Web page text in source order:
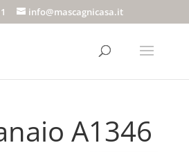
info@mascagnicasa.it
A1346